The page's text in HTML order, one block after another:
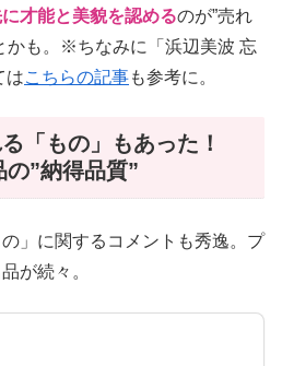
才能と美貌を認めるのが”売れ
かも。※ちなみに「浜辺美波 忘
はこちらの記事も参考に。
「もの」もあった！
”納得品質”
」に関するコメントも秀逸。プ
が続々。